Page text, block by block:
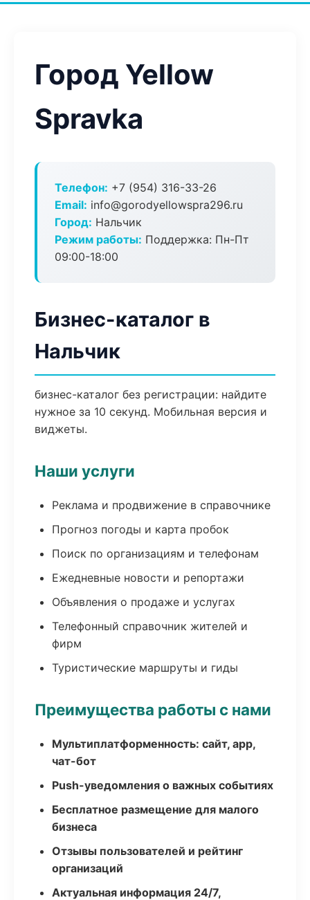
Город Yellow
Spravka
Телефон: +7 (954) 316-33-26
Email: info@gorodyellowspra296.ru
Город: Нальчик
Режим работы: Поддержка: Пн-Пт
09:00-18:00
Бизнес-каталог в
Нальчик
бизнес-каталог без регистрации: найдите
нужное за 10 секунд. Мобильная версия и
виджеты.
Наши услуги
Реклама и продвижение в справочнике
Прогноз погоды и карта пробок
Поиск по организациям и телефонам
Ежедневные новости и репортажи
Объявления о продаже и услугах
Телефонный справочник жителей и
фирм
Туристические маршруты и гиды
Преимущества работы с нами
Мультиплатформенность: сайт, app,
чат-бот
Push-уведомления о важных событиях
Бесплатное размещение для малого
бизнеса
Отзывы пользователей и рейтинг
организаций
Актуальная информация 24/7,